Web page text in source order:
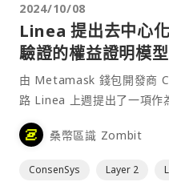
2024/10/08
Linea 提出去中心
驗證的權益證明模型
由 Metamask 錢包開發商
路 Linea 上週提出了一項作
成為完全去中心化的 L2 鏈
桑幣區識 Zombit
ConsenSys Layer 2